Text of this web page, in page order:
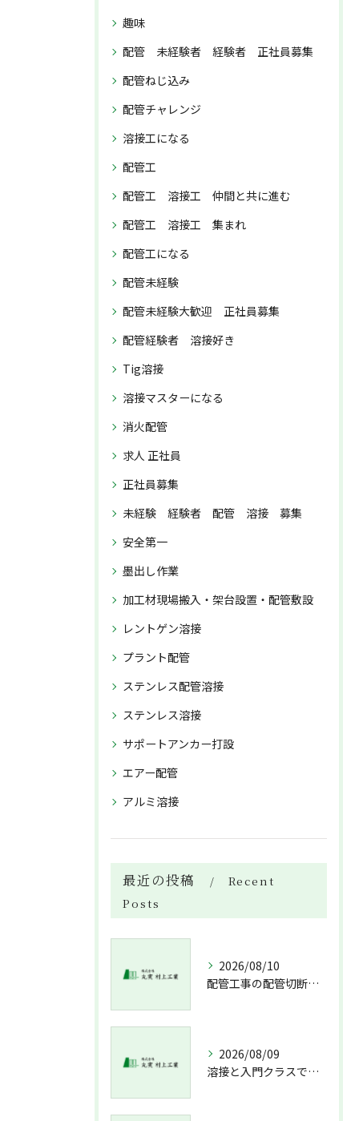
趣味
配管 未経験者 経験者 正社員募集
配管ねじ込み
配管チャレンジ
溶接工になる
配管工
配管工 溶接工 仲間と共に進む
配管工 溶接工 集まれ
配管工になる
配管未経験
配管未経験大歓迎 正社員募集
配管経験者 溶接好き
Tig溶接
溶接マスターになる
消火配管
求人 正社員
正社員募集
未経験 経験者 配管 溶接 募集
安全第一
墨出し作業
加工材現場搬入・架台設置・配管敷設
レントゲン溶接
プラント配管
ステンレス配管溶接
ステンレス溶接
サポートアンカー打設
エアー配管
アルミ溶接
最近の投稿
Recent
Posts
2026/08/10
配管工事の配管切断やバルブ取付・ポンプ据付を徹底解説し費用と流れを見極める
2026/08/09
溶接と入門クラスで配管技術を身につける未経験経験不問の北海道札幌市新冠郡新冠町ガイド